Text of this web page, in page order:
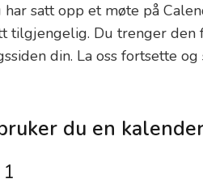
har satt opp et møte på
tilgjengelig. Du trenger den
din. La oss fortsette og
du en